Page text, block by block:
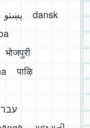
پښتو
dansk
भोजपुरी
पाऴि